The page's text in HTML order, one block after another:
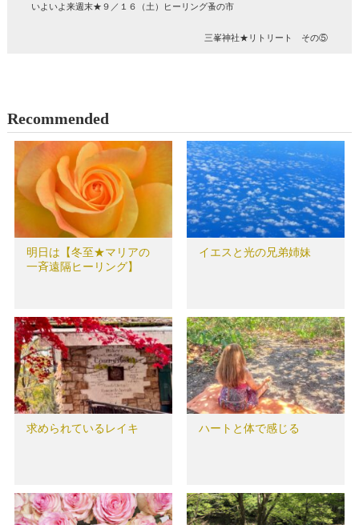
いよいよ来週末★９／１６（土）ヒーリング蚤の市
三峯神社★リトリート その⑤
Recommended
明日は【冬至★マリアの
一斉遠隔ヒーリング】
イエスと光の兄弟姉妹
求められているレイキ ハートと体で感じる